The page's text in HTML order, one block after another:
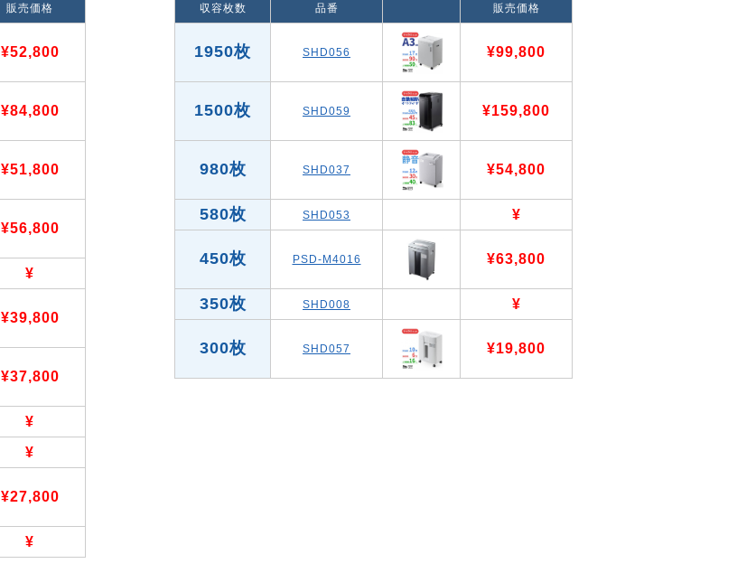
販売価格
¥52,800
¥84,800
¥51,800
¥56,800
¥
¥39,800
¥37,800
¥
¥
¥27,800
¥
収容枚数 品番 販売価格
1950枚 SHD056 ¥99,800
1500枚 SHD059 ¥159,800
980枚 SHD037 ¥54,800
580枚 SHD053 ¥
450枚 PSD-M4016 ¥63,800
350枚 SHD008 ¥
300枚 SHD057 ¥19,800